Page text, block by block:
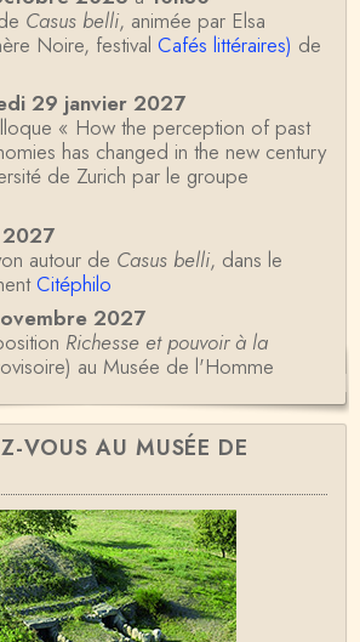
Casus belli, animée par Elsa
Noire, festival Cafés littéraires) de
29 janvier 2027
« How the perception of past
has changed in the new century
de Zurich par le groupe
autour de Casus belli, dans le
Citéphilo
2027
Richesse et pouvoir à la
au Musée de l'Homme
VOUS AU MUSÉE DE